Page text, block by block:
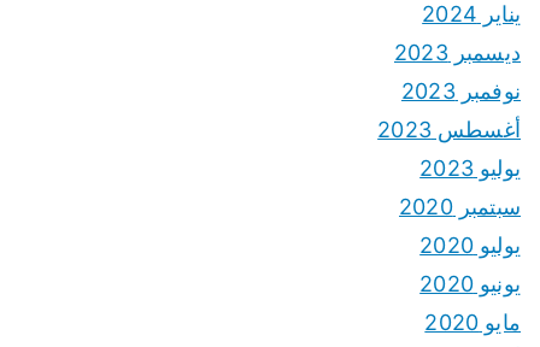
يناير 2024
ديسمبر 2023
نوفمبر 2023
أغسطس 2023
يوليو 2023
سبتمبر 2020
يوليو 2020
يونيو 2020
مايو 2020